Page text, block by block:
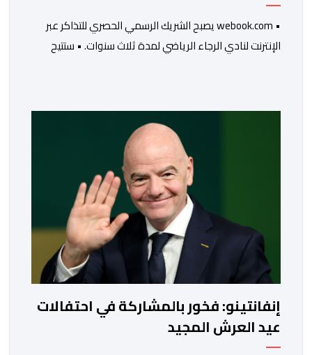
• webook.com يصبح الشريك الرسمي الحصري للتذاكر عبر
الإنترنت لنادي الرجاء الرياضي لمدة ثلاث سنوات. • ستتيح
وظائف مبتكرة، مثل اختيار المقاعد بدقة وعرضها ثلاثي
الأبعاد، والتذاكر الرقمية، وسوق رسمية لإعادة البيع، ومتجر
رسمي للمنتجات الرقمية. • […]
إنفانتينو: فخور بالمشاركة في احتفالات
عيد العرش المجيد